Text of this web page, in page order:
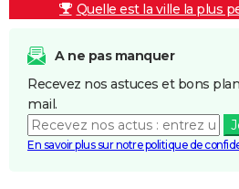
Quelle est la ville la plus
A ne pas manquer
Recevez nos astuces et bons
mail.
En savoir plus sur notre politique de